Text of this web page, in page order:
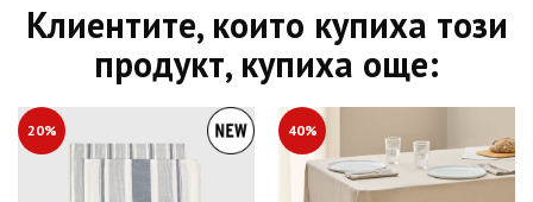
Клиентите, които купиха този
продукт, купиха още:
20% 40%